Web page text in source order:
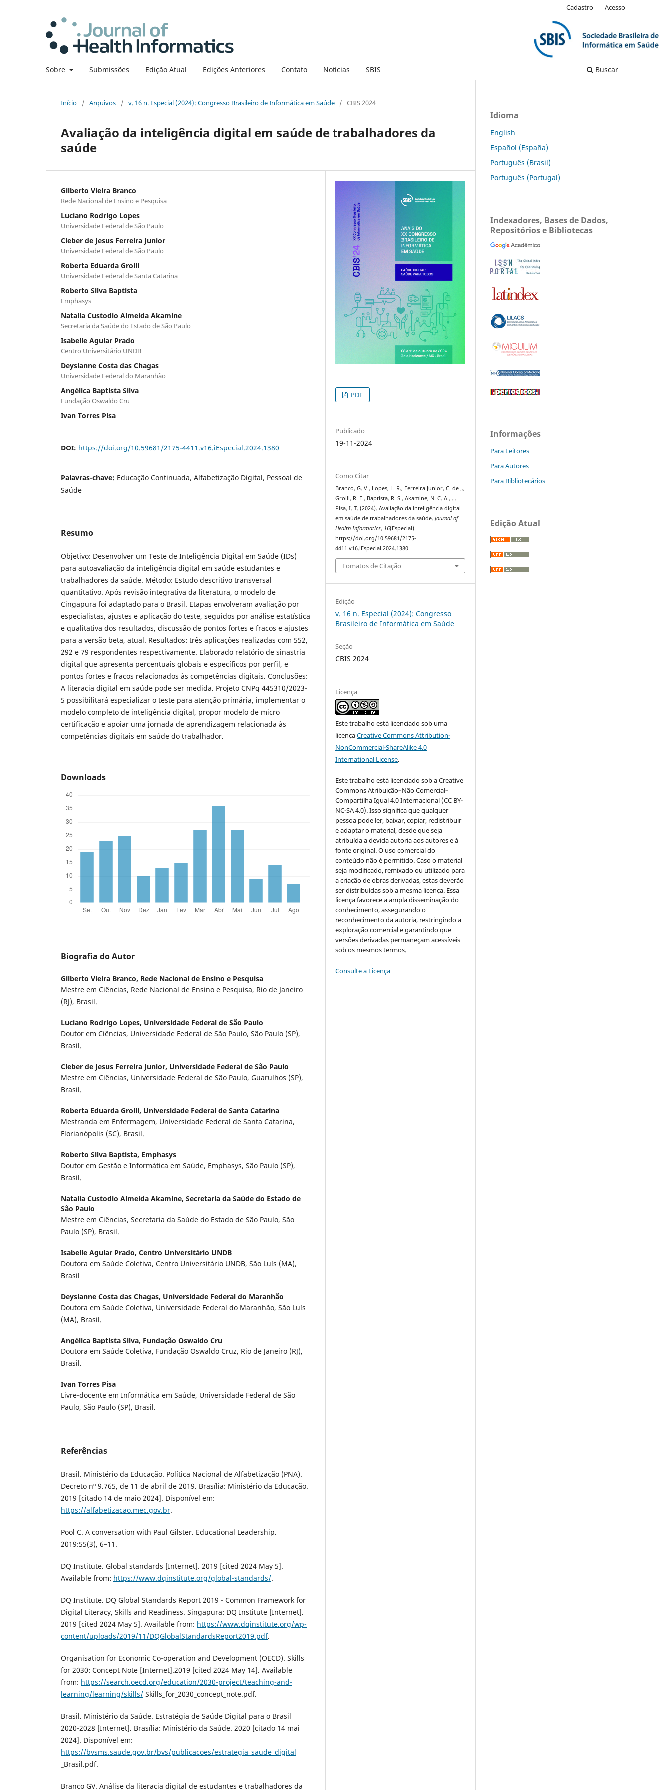
Sobre Submissões Edição Atual Edições Anteriores Contato Notícias SBIS Buscar
Cadastro Acesso
Início / Arquivos / v. 16 n. Especial (2024): Congresso Brasileiro de Informática em Saúde / CBIS 2024
Avaliação da inteligência digital em saúde de trabalhadores da
saúde
Gilberto Vieira Branco
Rede Nacional de Ensino e Pesquisa
Luciano Rodrigo Lopes
Universidade Federal de São Paulo
Cleber de Jesus Ferreira Junior
Universidade Federal de São Paulo
Roberta Eduarda Grolli
Universidade Federal de Santa Catarina
Roberto Silva Baptista
Emphasys
Natalia Custodio Almeida Akamine
Secretaria da Saúde do Estado de São Paulo
Isabelle Aguiar Prado
Centro Universitário UNDB
Deysianne Costa das Chagas
Universidade Federal do Maranhão
Angélica Baptista Silva
Fundação Oswaldo Cru
Ivan Torres Pisa
DOI: https://doi.org/10.59681/2175-4411.v16.iEspecial.2024.1380
Palavras-chave: Educação Continuada, Alfabetização Digital, Pessoal de
Saúde
Resumo
Objetivo: Desenvolver um Teste de Inteligência Digital em Saúde (IDs)
para autoavaliação da inteligência digital em saúde estudantes e
trabalhadores da saúde. Método: Estudo descritivo transversal
quantitativo. Após revisão integrativa da literatura, o modelo de
Cingapura foi adaptado para o Brasil. Etapas envolveram avaliação por
especialistas, ajustes e aplicação do teste, seguidos por análise estatística
e qualitativa dos resultados, discussão de pontos fortes e fracos e ajustes
para a versão beta, atual. Resultados: três aplicações realizadas com 552,
292 e 79 respondentes respectivamente. Elaborado relatório de sinastria
digital que apresenta percentuais globais e específicos por perfil, e
pontos fortes e fracos relacionados às competências digitais. Conclusões:
A literacia digital em saúde pode ser medida. Projeto CNPq 445310/2023-
5 possibilitará especializar o teste para atenção primária, implementar o
modelo completo de inteligência digital, propor modelo de micro
certificação e apoiar uma jornada de aprendizagem relacionada às
competências digitais em saúde do trabalhador.
Downloads
Biografia do Autor
Gilberto Vieira Branco, Rede Nacional de Ensino e Pesquisa
Mestre em Ciências, Rede Nacional de Ensino e Pesquisa, Rio de Janeiro
(RJ), Brasil.
Luciano Rodrigo Lopes, Universidade Federal de São Paulo
Doutor em Ciências, Universidade Federal de São Paulo, São Paulo (SP),
Brasil.
Cleber de Jesus Ferreira Junior, Universidade Federal de São Paulo
Mestre em Ciências, Universidade Federal de São Paulo, Guarulhos (SP),
Brasil.
Roberta Eduarda Grolli, Universidade Federal de Santa Catarina
Mestranda em Enfermagem, Universidade Federal de Santa Catarina,
Florianópolis (SC), Brasil.
Roberto Silva Baptista, Emphasys
Doutor em Gestão e Informática em Saúde, Emphasys, São Paulo (SP),
Brasil.
Natalia Custodio Almeida Akamine, Secretaria da Saúde do Estado de
São Paulo
Mestre em Ciências, Secretaria da Saúde do Estado de São Paulo, São
Paulo (SP), Brasil.
Isabelle Aguiar Prado, Centro Universitário UNDB
Doutora em Saúde Coletiva, Centro Universitário UNDB, São Luís (MA),
Brasil
Deysianne Costa das Chagas, Universidade Federal do Maranhão
Doutora em Saúde Coletiva, Universidade Federal do Maranhão, São Luís
(MA), Brasil.
Angélica Baptista Silva, Fundação Oswaldo Cru
Doutora em Saúde Coletiva, Fundação Oswaldo Cruz, Rio de Janeiro (RJ),
Brasil.
Ivan Torres Pisa
Livre-docente em Informática em Saúde, Universidade Federal de São
Paulo, São Paulo (SP), Brasil.
Referências
Brasil. Ministério da Educação. Política Nacional de Alfabetização (PNA).
Decreto nº 9.765, de 11 de abril de 2019. Brasília: Ministério da Educação.
2019 [citado 14 de maio 2024]. Disponível em:
https://alfabetizacao.mec.gov.br.
Pool C. A conversation with Paul Gilster. Educational Leadership.
2019:55(3), 6–11.
DQ Institute. Global standards [Internet]. 2019 [cited 2024 May 5].
Available from: https://www.dqinstitute.org/global-standards/.
DQ Institute. DQ Global Standards Report 2019 - Common Framework for
Digital Literacy, Skills and Readiness. Singapura: DQ Institute [Internet].
2019 [cited 2024 May 5]. Available from: https://www.dqinstitute.org/wp-
content/uploads/2019/11/DQGlobalStandardsReport2019.pdf.
Organisation for Economic Co-operation and Development (OECD). Skills
for 2030: Concept Note [Internet].2019 [cited 2024 May 14]. Available
from: https://search.oecd.org/education/2030-project/teaching-and-
learning/learning/skills/ Skills_for_2030_concept_note.pdf.
Brasil. Ministério da Saúde. Estratégia de Saúde Digital para o Brasil
2020-2028 [Internet]. Brasília: Ministério da Saúde. 2020 [citado 14 mai
2024]. Disponível em:
https://bvsms.saude.gov.br/bvs/publicacoes/estrategia_saude_digital
_Brasil.pdf.
Branco GV. Análise da literacia digital de estudantes e trabalhadores da
PDF
Publicado
19-11-2024
Como Citar
Branco, G. V., Lopes, L. R., Ferreira Junior, C. de J.,
Grolli, R. E., Baptista, R. S., Akamine, N. C. A., …
Pisa, I. T. (2024). Avaliação da inteligência digital
em saúde de trabalhadores da saúde.Journal of
Health Informatics, 16(Especial).
https://doi.org/10.59681/2175-
4411.v16.iEspecial.2024.1380
Fomatos de Citação
Edição
v. 16 n. Especial (2024): Congresso
Brasileiro de Informática em Saúde
Seção
CBIS 2024
Licença
Este trabalho está licenciado sob uma
licençaCreative Commons Attribution-
NonCommercial-ShareAlike 4.0
International License.
Este trabalho está licenciado sob a Creative
Commons Atribuição–Não Comercial–
Compartilha Igual 4.0 Internacional (CC BY-
NC-SA 4.0). Isso significa que qualquer
pessoa pode ler, baixar, copiar, redistribuir
e adaptar o material, desde que seja
atribuída a devida autoria aos autores e à
fonte original. O uso comercial do
conteúdo não é permitido. Caso o material
seja modificado, remixado ou utilizado para
a criação de obras derivadas, estas deverão
ser distribuídas sob a mesma licença. Essa
licença favorece a ampla disseminação do
conhecimento, assegurando o
reconhecimento da autoria, restringindo a
exploração comercial e garantindo que
versões derivadas permaneçam acessíveis
sob os mesmos termos.
Consulte a Licença
Idioma
English
Español (España)
Português (Brasil)
Português (Portugal)
Indexadores, Bases de Dados,
Repositórios e Bibliotecas
Informações
Para Leitores
Para Autores
Para Bibliotecários
Edição Atual